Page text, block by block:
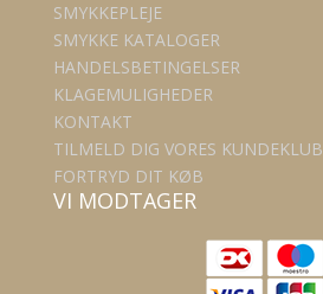
SMYKKEPLEJE
SMYKKE KATALOGER
HANDELSBETINGELSER
KLAGEMULIGHEDER
KONTAKT
TILMELD DIG VORES KUNDEKLUB
FORTRYD DIT KØB
VI MODTAGER